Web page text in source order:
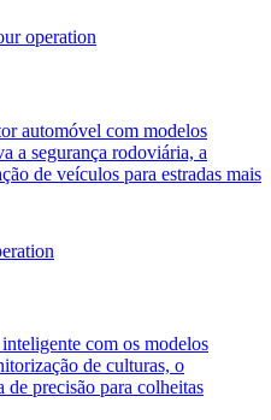
automóvel com modelos
a segurança rodoviária, a
de veículos para estradas mais
com os modelos
de culturas, o
de precisão para colheitas